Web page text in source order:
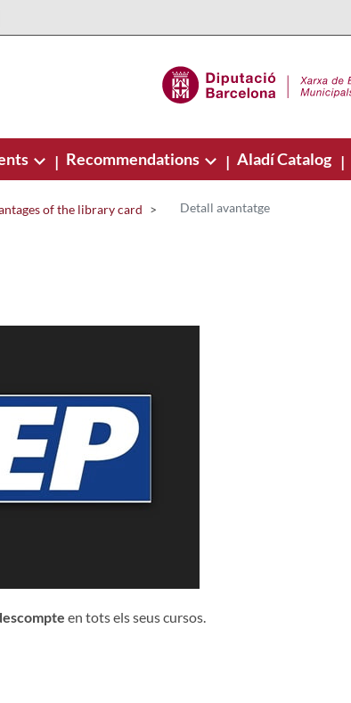
| Recommendations | Aladí Catalog |
of the library card Detall avantatge
en tots els seus cursos.